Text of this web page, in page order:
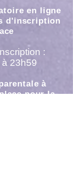
en ligne
d'inscription
:
à 23h59
à
pour la